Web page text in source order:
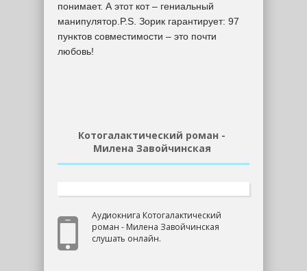
понимает. А этот кот – гениальный
манипулятор.P.S. Зорик гарантирует: 97
пунктов совместимости – это почти
любовь!
Котогалактический роман -
Милена Завойчинская
Аудиокнига Котогалактический
роман - Милена Завойчинская
слушать онлайн.